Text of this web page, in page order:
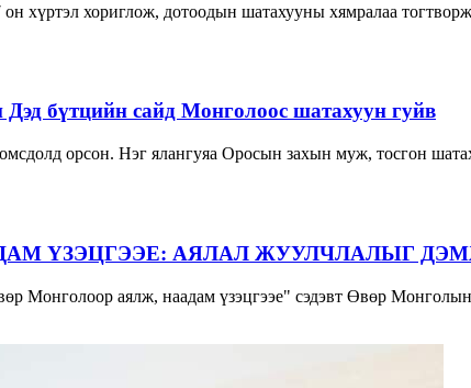
хүртэл хориглож, дотоодын шатахууны хямралаа
бүтцийн сайд Монголоос шатахуун гуйв
орсон. Нэг ялангуяа Оросын захын муж, тосгон
ҮЗЭЦГЭЭЕ: АЯЛАЛ ЖУУЛЧЛАЛЫГ
Монголоор аялж, наадам үзэцгээе" сэдэвт Өвөр